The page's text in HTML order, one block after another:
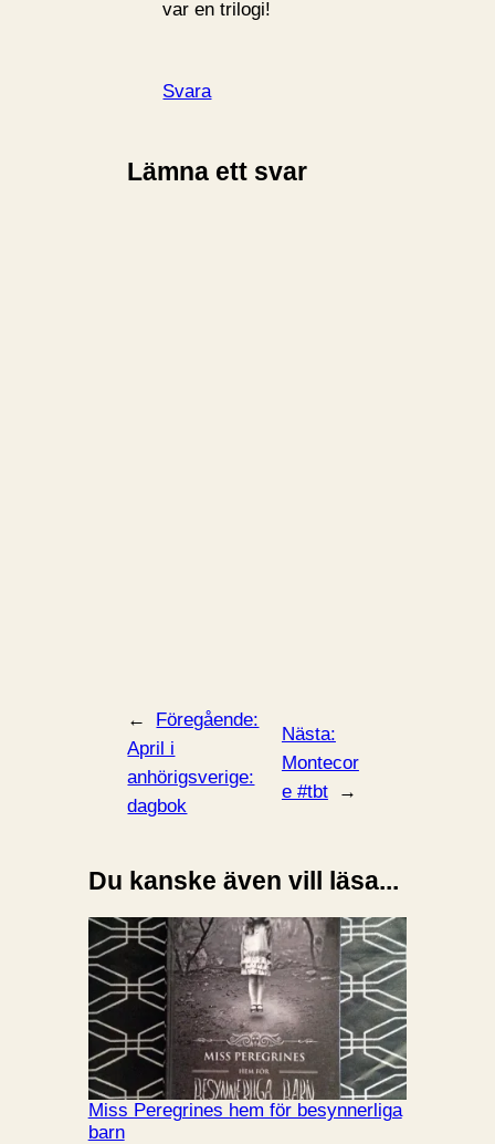
var en trilogi!
Svara
Lämna ett svar
←
Föregående:
April i
anhörigsverige:
dagbok
Nästa:
Montecor
e #tbt
→
Du kanske även vill läsa...
Miss Peregrines hem för besynnerliga
barn